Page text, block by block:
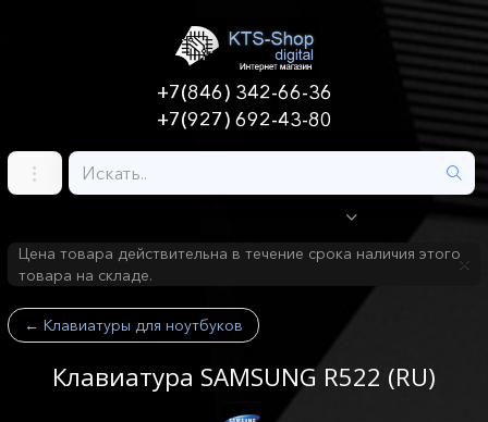
+7(846) 342-66-36
+7(927) 692-43-80
Цена товара действительна в течение срока наличия этого
товара на складе.
← Клавиатуры для ноутбуков
Клавиатура SAMSUNG R522 (RU)